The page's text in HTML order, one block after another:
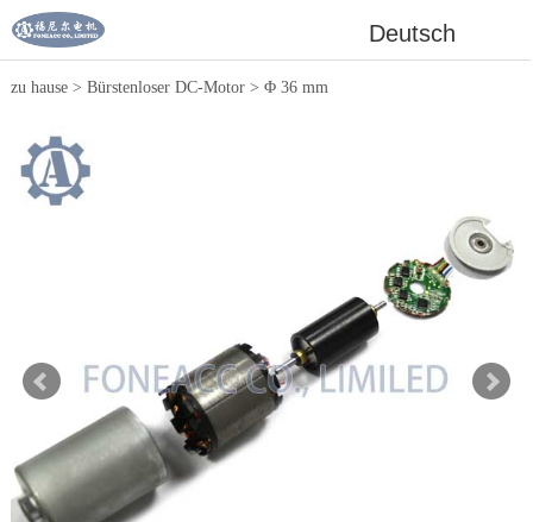
Deutsch
zu hause> Bürstenloser DC-Motor> Φ 36 mm